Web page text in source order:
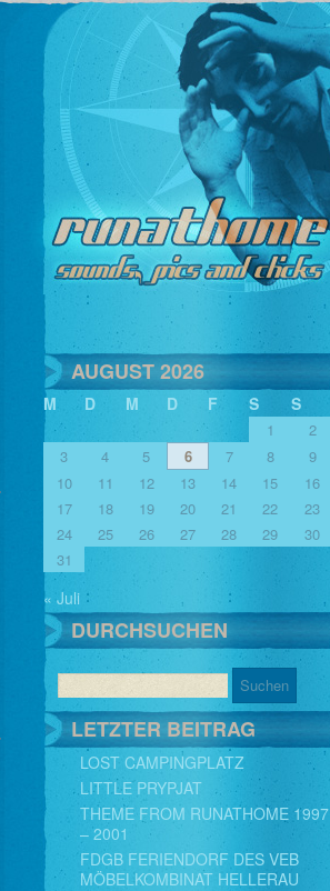
AUGUST 2026
M D M D F S S
1
2
3
4 5 6 7 8
9
10
11 12 13 14 15
16
17
18 19 20 21 22
23
24
25 26 27 28 29
30
31
« Juli
DURCHSUCHEN
LETZTER BEITRAG
LOST CAMPINGPLATZ
LITTLE PRYPJAT
THEME FROM RUNATHOME 1997
– 2001
FDGB FERIENDORF DES VEB
MÖBELKOMBINAT HELLERAU